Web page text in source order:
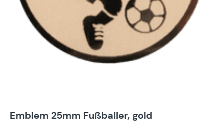
Emblem 25mm Fußballer, gold